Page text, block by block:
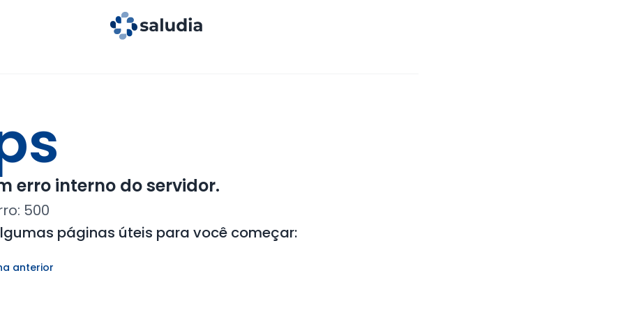
erro interno do servidor.
500
páginas úteis para você começar:
anterior